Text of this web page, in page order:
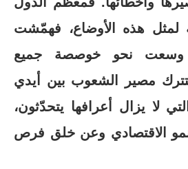
لمثل هذه الأوضاع، فهمّشت
وسعت نحو خوصصة جميع
لتترك مصير الشعوب بين أيدي
لا يزال أعرافها يتحدّثون،
الاقتصادي وعن خلق فرص